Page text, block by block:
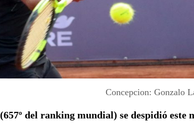
Concepcion: Gonzalo
del ranking mundial) se despidió